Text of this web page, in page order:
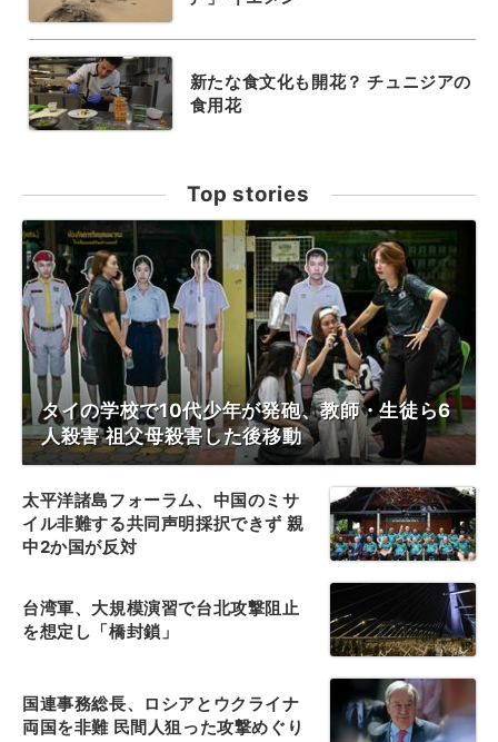
新たな食文化も開花？ チュニジアの
食用花
Top stories
タイの学校で10代少年が発砲、教師・生徒ら6
人殺害 祖父母殺害した後移動
太平洋諸島フォーラム、中国のミサ
イル非難する共同声明採択できず 親
中2か国が反対
台湾軍、大規模演習で台北攻撃阻止
を想定し「橋封鎖」
国連事務総長、ロシアとウクライナ
両国を非難 民間人狙った攻撃めぐり